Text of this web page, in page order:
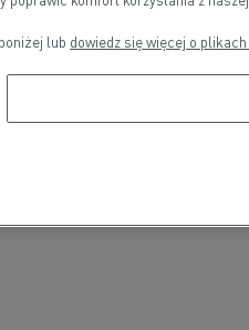
lub dowiedz się więcej o